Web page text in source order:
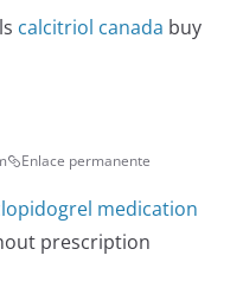
calcitriol canada buy
Enlace permanente
medication
prescription